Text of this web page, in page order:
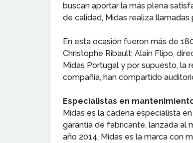
buscan aportar la más plena
de calidad, Midas realiza
En esta ocasión fueron más de
Christophe Ribault; Alain Flipo,
Midas Portugal y por supuesto, la
compañía, han compartido
Especialistas en
Midas es la cadena especialista
garantía de fabricante, lanzada al
año 2014, Midas es la marca con